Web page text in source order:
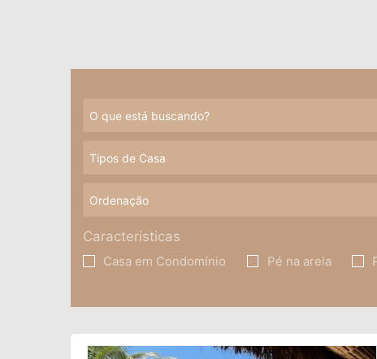
Caracteristicas
Casa em Condomínio Pé na areia